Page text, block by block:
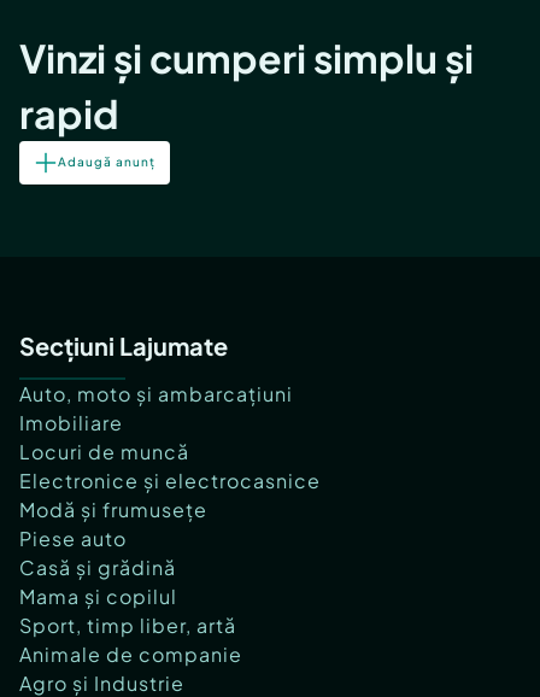
Vinzi și cumperi simplu și
rapid
Adaugă anunț
Secțiuni Lajumate
Auto, moto și ambarcațiuni
Imobiliare
Locuri de muncă
Electronice și electrocasnice
Modă și frumusețe
Piese auto
Casă și grădină
Mama și copilul
Sport, timp liber, artă
Animale de companie
Agro și Industrie